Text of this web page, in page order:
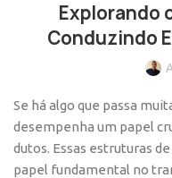
Explorando
Conduzindo
Se há algo que passa
desempenha um papel
dutos. Essas estruturas
papel fundamental no